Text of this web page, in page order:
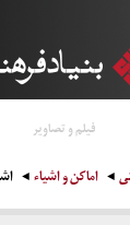
فیلم و تصاویر
اماکن و اشیاء